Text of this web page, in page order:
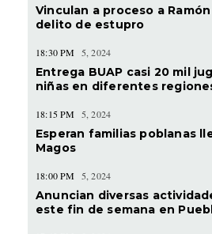
Vinculan a proceso a
delito de estupro
18:30 PM 5, 2024
Entrega BUAP casi 20 mil
niñas en diferentes
18:15 PM 5, 2024
Esperan familias poblanas
Magos
18:00 PM 5, 2024
Anuncian diversas
este fin de semana en